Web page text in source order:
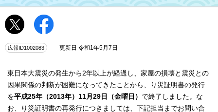
広報ID1002083 更新日 令和1年5月7日
東日本大震災の発生から2年以上が経過し、家屋の損壊と震災との
因果関係の判断が困難になってきたことから、り災証明書の発行
を平成25年（2013年） 11月29日（金曜日） で終了しました。な
お、り災証明書の再発行につきましては、下記担当までお問い合